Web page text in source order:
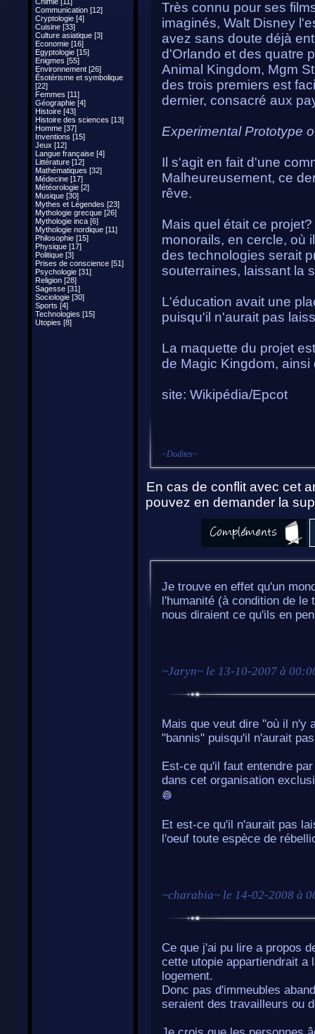
Communication [12]
Cryptologie [4]
Cuisine [33]
Culture asiatique [3]
Economie [16]
Egyptologie [15]
Enigmes [55]
Environnement [26]
Ésotérisme et symbolique
[22]
Femmes [11]
Géographie [4]
Histoire [43]
Histoire des sciences [13]
Homme [37]
Inventions [15]
Jeux [12]
Langue française [4]
Littérature [12]
Mathématiques [32]
Médecine [17]
Météorologie [2]
Musique [30]
Mythes et Légendes [23]
Mythologie grecque [26]
Mythologie inca [6]
Mythologie nordique [11]
Philosophie [15]
Physique [17]
Politique [3]
Prises de conscience [51]
Psychologie [31]
Religion [28]
Sagesse [31]
Sociologie [30]
Sports [4]
Technologies [15]
Utopies [8]
Très connu pour ses
imaginés, Walt Disney
avez sans doute déjà
d'Orlando et des quatre
Animal Kingdom, Mgm
des trois premiers est
dernier, consacré aux
Experimental Prototype
Il s'agit en fait d'une
Malheureusement, ce
rêve.
Mais quel était ce
monorails, en cercle, où
des technologies serait
souterraines, laissant la
L'éducation avait une
puisqu'il n'aurait pas
La maquette du projet
de Magic Kingdom,
site: Wikipédia/Epcot
~Dodites~
En cas de conflit avec cet
pouvez en demander la
Je trouve en effet qu'un
l'humanité (à condition de le
nous diraient ce qu'ils en
~Jaryn~ le 13-10-2007 à
Mais que veut dire "où il n'y
"bannis" puisqu'il n'aurait
Est-ce qu'il faut entendre
dans cet organisation
Et est-ce qu'il n'aurait pas
l'oeuf toute espèce de
~charabia~ le 14-02-2008 à
Ce que j'ai pu lire a propos
cette utopie appartiendrait a
logement.
Donc pas d'immeubles
seraient des travailleurs ou